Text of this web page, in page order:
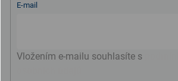
E-mail
Vložením e-mailu souhlasíte s